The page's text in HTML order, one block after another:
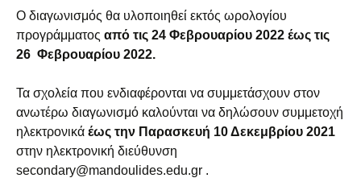
Ο διαγωνισμός θα υλοποιηθεί εκτός ωρολογίου
προγράμματος από τις 24 Φεβρουαρίου 2022 έως τις
26 Φεβρουαρίου 2022.
Τα σχολεία που ενδιαφέρονται να συμμετάσχουν στον
ανωτέρω διαγωνισμό καλούνται να δηλώσουν συμμετοχή
ηλεκτρονικά έως την Παρασκευή 10 Δεκεμβρίου 2021
στην ηλεκτρονική διεύθυνση
secondary@mandoulides.edu.gr .